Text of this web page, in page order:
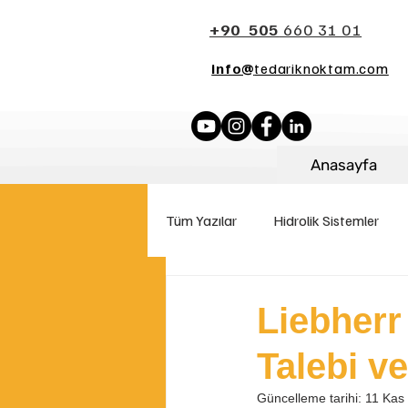
+90 505 660 31 01
info@tedariknoktam.com
Anasayfa
Tüm Yazılar Hidrolik Sistemler
Palet SistemleriTalebi
Güncelleme tarihi: 11